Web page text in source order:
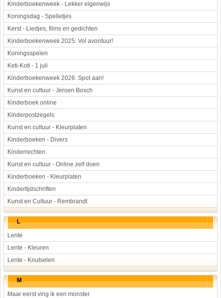
Kinderboekenweek - Lekker eigenwijs
Koningsdag - Spelletjes
Kerst - Liedjes, films en gedichten
Kinderboekenweek 2025: Vol avontuur!
Koningsspelen
Keti-Koti - 1 juli
Kinderboekenweek 2026: Spot aan!
Kunst en cultuur - Jeroen Bosch
Kinderboek online
Kinderpostzegels
Kunst en cultuur - Kleurplaten
Kinderboeken - Divers
Kinderrechten
Kunst en cultuur - Online zelf doen
Kinderboeken - Kleurplaten
Kindertijdschriften
Kunst en Cultuur - Rembrandt
L
Lente
Lente - Kleuren
Lente - Knutselen
M
Maar eerst ving ik een monster